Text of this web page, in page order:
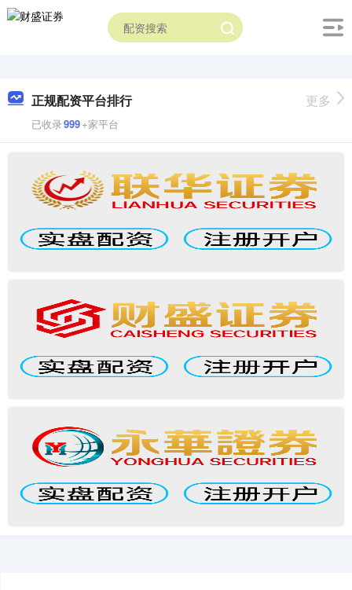
正规配资平台排行
已收录999+家平台
更多